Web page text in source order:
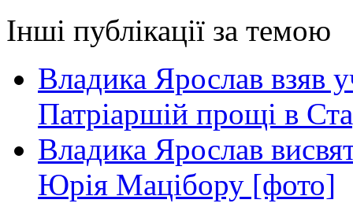
Інші публікації за темою
Владика Ярослав взяв
Патріаршій прощі в
Владика Ярослав
Юрія Мацібору [фото]